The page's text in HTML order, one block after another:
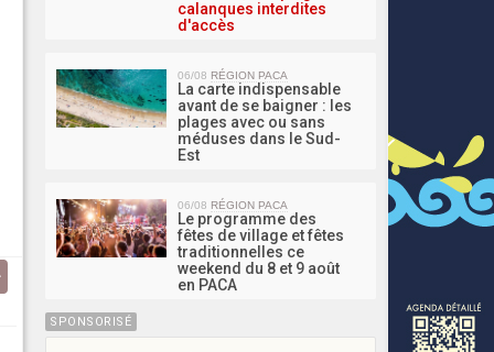
calanques interdites
d'accès
06/08 RÉGION PACA
La carte indispensable
avant de se baigner : les
plages avec ou sans
méduses dans le Sud-
Est
06/08 RÉGION PACA
Le programme des
fêtes de village et fêtes
traditionnelles ce
weekend du 8 et 9 août
en PACA
SPONSORISÉ